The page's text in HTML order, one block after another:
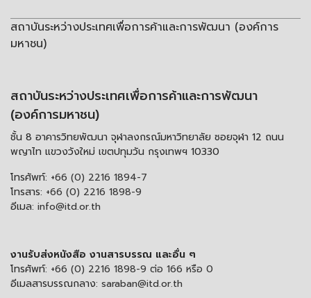
สถาบันระหว่างประเทศเพื่อการค้าและการพัฒนา (องค์การ
มหาชน)
สถาบันระหว่างประเทศเพื่อการค้าและการพัฒนา
(องค์การมหาชน)
ชั้น 8 อาคารวิทยพัฒนา จุฬาลงกรณ์มหาวิทยาลัย ซอยจุฬา 12 ถนน
พญาไท แขวงวังใหม่ เขตปทุมวัน กรุงเทพฯ 10330
โทรศัพท์: +66 (0) 2216 1894-7
โทรสาร: +66 (0) 2216 1898-9
อีเมล: info@itd.or.th
งานรับส่งหนังสือ งานสารบรรณ และอื่น ๆ
โทรศัพท์: +66 (0) 2216 1898-9 ต่อ 166 หรือ 0
อีเมลสารบรรณกลาง: saraban@itd.or.th